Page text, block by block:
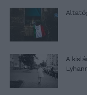
A